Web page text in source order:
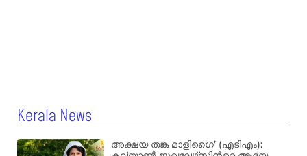
Kerala News
അക്ഷയ തങ്ക മാളിഗൈ’ (എടിഎം):